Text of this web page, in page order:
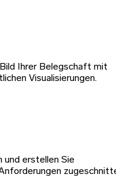
Ihrer Belegschaft mit
Visualisierungen.
und erstellen Sie